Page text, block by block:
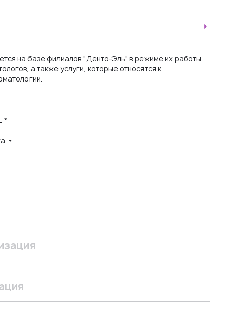
на базе филиалов "Денто-Эль" в режиме их работы.
а также услуги, которые относятся к